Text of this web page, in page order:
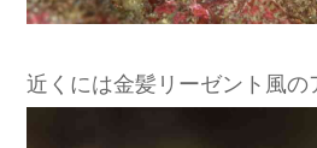
近くには金髪リーゼント風の